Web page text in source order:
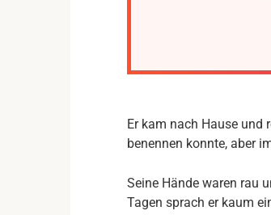
Er kam nach Hause und
benennen konnte, aber
Seine Hände waren rau
Tagen sprach er kaum